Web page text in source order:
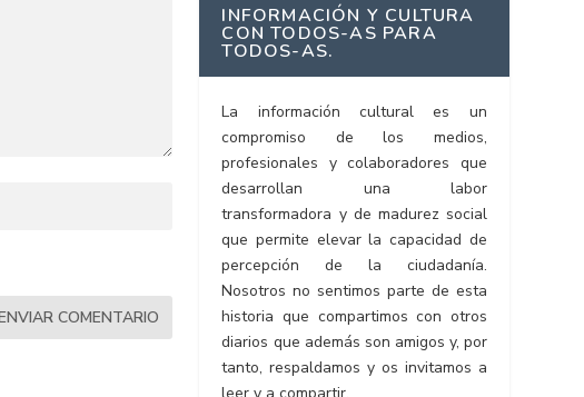
INFORMACIÓN Y CULTURA
CON TODOS-AS PARA
TODOS-AS.
La información cultural es un
compromiso de los medios,
profesionales y colaboradores que
desarrollan una labor
transformadora y de madurez social
que permite elevar la capacidad de
percepción de la ciudadanía.
Nosotros no sentimos parte de esta
historia que compartimos con otros
diarios que además son amigos y, por
tanto, respaldamos y os invitamos a